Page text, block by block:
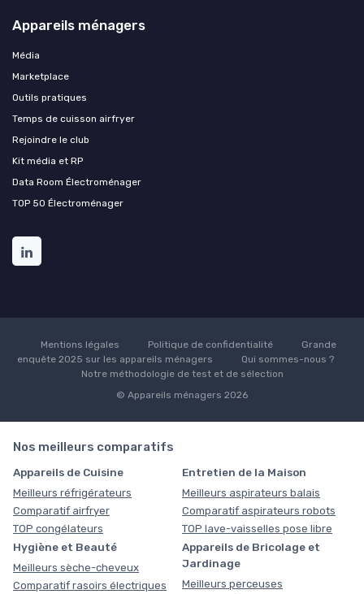
Appareils ménagers
Média
Marketplace
Outils pratiques
Temps de cuisson airfryer
Rejoindre le club
Kit média et RP
Data Room Électroménager
TOP 50 Électroménager
Mentions légales Politique de confidentialité
Grande
enquête 2025 sur les appareils ménagers
Qui sommes-nous ?
Notre méthodologie de test et de sélection
© Appareils ménagers 2026
Nos meilleurs comparatifs
Appareils de Cuisine
Meilleurs réfrigérateurs
Comparatif airfryer
TOP congélateurs
Entretien de la Maison
Meilleurs aspirateurs balais
Comparatif aspirateurs robots
TOP lave-vaisselles pose libre
Hygiène et Beauté
Meilleurs sèche-cheveux
Comparatif rasoirs électriques
Appareils de Bricolage et
Jardinage
Meilleurs perceuses